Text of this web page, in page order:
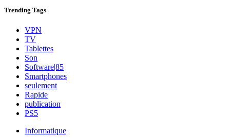
Trending Tags
VPN
TV
Tablettes
Son
Software|85
Smartphones
seulement
Rapide
publication
PS5
Informatique